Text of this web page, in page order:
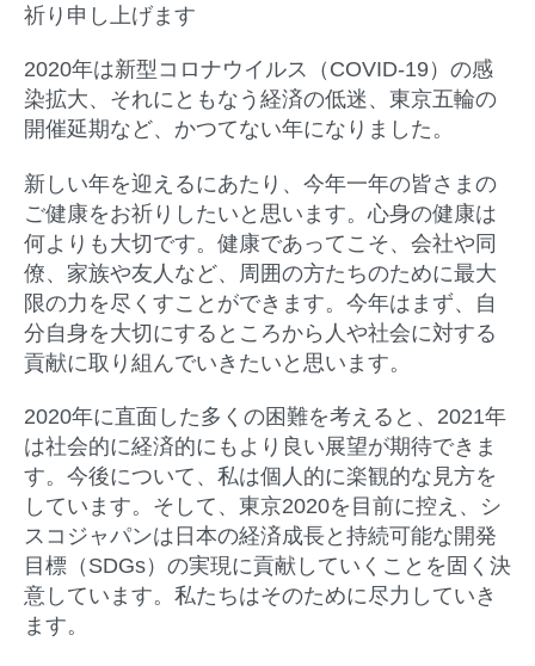
祈り申し上げます
2020年は新型コロナウイルス（COVID-19）の感
染拡大、それにともなう経済の低迷、東京五輪の
開催延期など、かつてない年になりました。
新しい年を迎えるにあたり、今年一年の皆さまの
ご健康をお祈りしたいと思います。心身の健康は
何よりも大切です。健康であってこそ、会社や同
僚、家族や友人など、周囲の方たちのために最大
限の力を尽くすことができます。今年はまず、自
分自身を大切にするところから人や社会に対する
貢献に取り組んでいきたいと思います。
2020年に直面した多くの困難を考えると、2021年
は社会的に経済的にもより良い展望が期待できま
す。今後について、私は個人的に楽観的な見方を
しています。そして、東京2020を目前に控え、シ
スコジャパンは日本の経済成長と持続可能な開発
目標（SDGs）の実現に貢献していくことを固く決
意しています。私たちはそのために尽力していき
ます。